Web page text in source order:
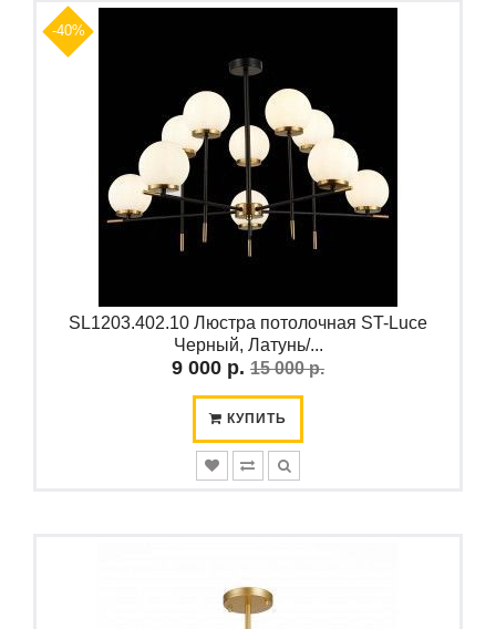
-40%
SL1203.402.10 Люстра потолочная ST-Luce
Черный, Латунь/...
9 000 р. 15 000 р.
КУПИТЬ